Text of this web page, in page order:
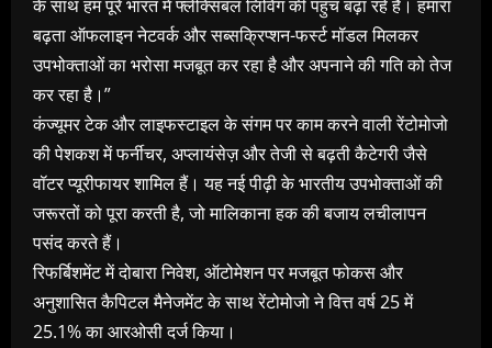
के साथ हम पूरे भारत में फ्लेक्सिबल लिविंग की पहुंच बढ़ा रहे हैं। हमारा
बढ़ता ऑफलाइन नेटवर्क और सब्सक्रिप्शन-फर्स्ट मॉडल मिलकर
उपभोक्ताओं का भरोसा मजबूत कर रहा है और अपनाने की गति को तेज
कर रहा है।”
कंज्यूमर टेक और लाइफस्टाइल के संगम पर काम करने वाली रेंटोमोजो
की पेशकश में फर्नीचर, अप्लायंसेज़ और तेजी से बढ़ती कैटेगरी जैसे
वॉटर प्यूरीफायर शामिल हैं। यह नई पीढ़ी के भारतीय उपभोक्ताओं की
जरूरतों को पूरा करती है, जो मालिकाना हक की बजाय लचीलापन
पसंद करते हैं।
रिफर्बिशमेंट में दोबारा निवेश, ऑटोमेशन पर मजबूत फोकस और
अनुशासित कैपिटल मैनेजमेंट के साथ रेंटोमोजो ने वित्त वर्ष 25 में
25.1% का आरओसी दर्ज किया।